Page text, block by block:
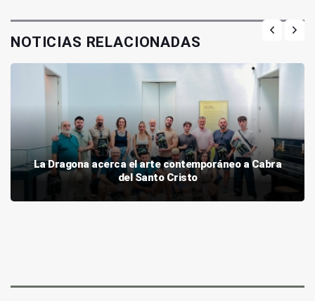
NOTICIAS RELACIONADAS
La Dragona acerca el arte contemporáneo a Cabra
del Santo Cristo